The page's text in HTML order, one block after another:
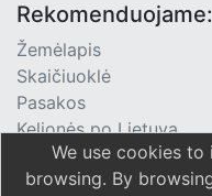
Rekomenduojame:
Žemėlapis
Skaičiuoklė
Pasakos
Kelionės po Lietuvą
TV Programa
We use cookies
browsing. By